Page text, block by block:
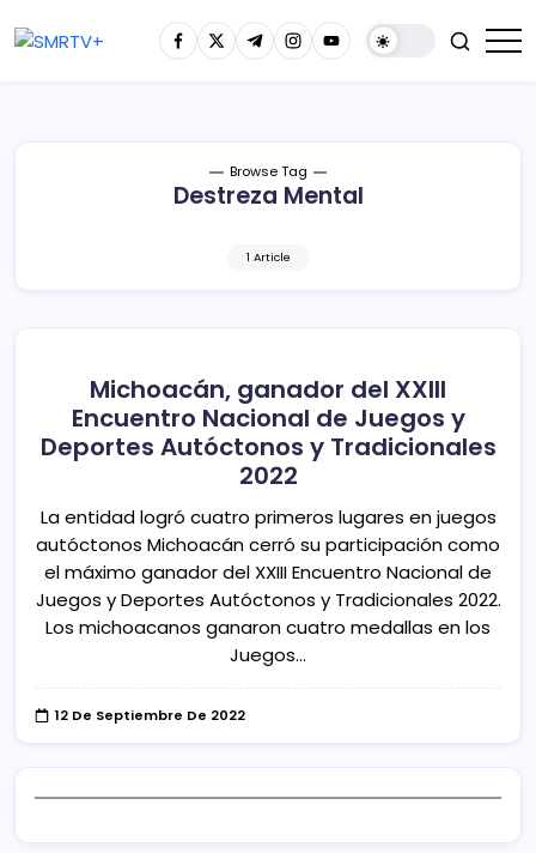
Browse Tag
Destreza Mental
1 Article
Michoacán, ganador del XXIII
Encuentro Nacional de Juegos y
Deportes Autóctonos y Tradicionales
2022
La entidad logró cuatro primeros lugares en juegos
autóctonos Michoacán cerró su participación como
el máximo ganador del XXIII Encuentro Nacional de
Juegos y Deportes Autóctonos y Tradicionales 2022.
Los michoacanos ganaron cuatro medallas en los
Juegos…
12 De Septiembre De 2022